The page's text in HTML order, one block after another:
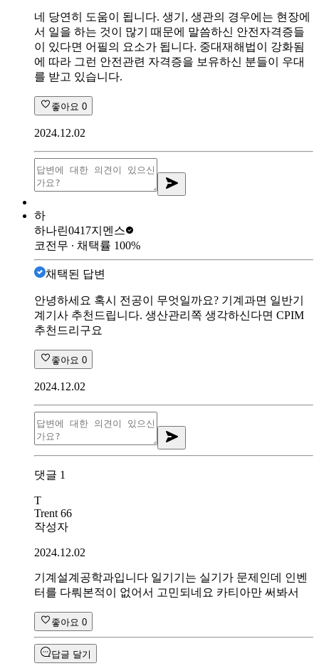
네 당연히 도움이 됩니다. 생기, 생관의 경우에는 현장에
서 일을 하는 것이 많기 때문에 말씀하신 안전자격증들
이 있다면 어필의 요소가 됩니다. 중대재해법이 강화됨
에 따라 그런 안전관련 자격증을 보유하신 분들이 우대
를 받고 있습니다.
좋아요 0
2024.12.02
하
하나린0417지멘스
코전무 ∙ 채택률 100%
채택된 답변
안녕하세요 혹시 전공이 무엇일까요? 기계과면 일반기
계기사 추천드립니다. 생산관리쪽 생각하신다면 CPIM
추천드리구요
좋아요 0
2024.12.02
댓글 1
T
Trent 66
작성자
2024.12.02
기계설계공학과입니다 일기기는 실기가 문제인데 인벤
터를 다뤄본적이 없어서 고민되네요 카티아만 써봐서
좋아요 0
답글 달기